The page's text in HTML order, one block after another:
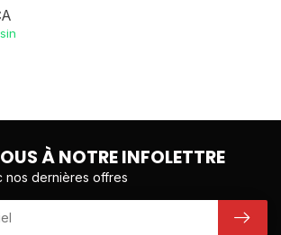
À NOTRE INFOLETTRE
nos dernières offres